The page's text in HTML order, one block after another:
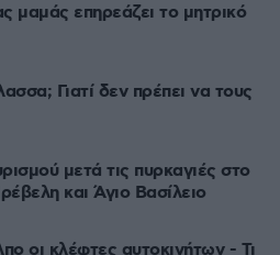
μαμάς επηρεάζει το μητρικό
Γιατί δεν πρέπει να τους
μετά τις πυρκαγιές στο
και Άγιο Βασίλειο
οι κλέφτες αυτοκινήτων - Τι